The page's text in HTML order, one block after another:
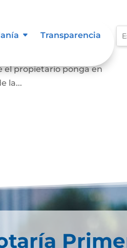
Transparencia
el embargo que
el propietario ponga en
la...